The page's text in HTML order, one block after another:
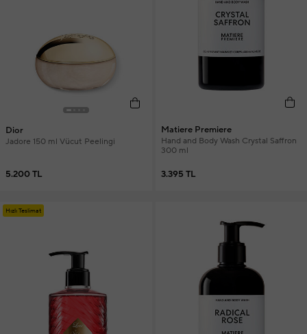
Dior
Jadore 150 ml Vücut Peelingi
5.200 TL
Matiere Premiere
Hand and Body Wash Crystal Saffron
300 ml
3.395 TL
Hızlı Teslimat